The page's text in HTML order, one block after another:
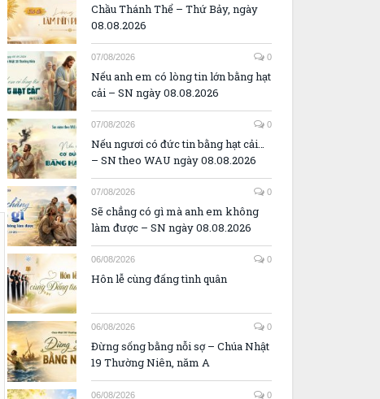
Chầu Thánh Thể – Thứ Bảy, ngày
08.08.2026
07/08/2026 0
Nếu anh em có lòng tin lớn bằng hạt
cải – SN ngày 08.08.2026
07/08/2026 0
Nếu ngươi có đức tin bằng hạt cải…
– SN theo WAU ngày 08.08.2026
07/08/2026 0
Sẽ chẳng có gì mà anh em không
làm được – SN ngày 08.08.2026
06/08/2026 0
Hôn lễ cùng đấng tình quân
06/08/2026 0
Đừng sống bằng nỗi sợ – Chúa Nhật
19 Thường Niên, năm A
06/08/2026 0